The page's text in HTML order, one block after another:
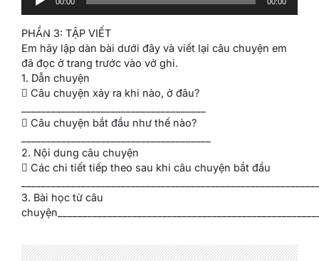
Player
00:00 00:00
PHẦN 3: TẬP VIẾT
Em hãy lập dàn bài dưới đây và viết lại câu chuyện em
đã đọc ở trang trước vào vở ghi.
1. Dẫn chuyện
 Câu chuyện xảy ra khi nào, ở đâu?
 Câu chuyện bắt đầu như thế nào?
2. Nội dung câu chuyện
 Các chi tiết tiếp theo sau khi câu chuyện bắt đầu
3. Bài học từ câu